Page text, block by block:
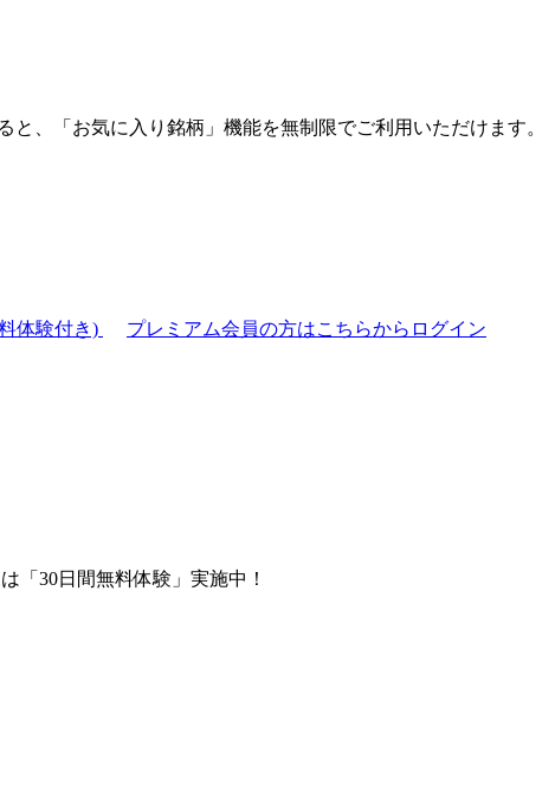
と、「お気に入り銘柄」機能を無制限でご利用いただけます。
体験付き)
プレミアム会員の方はこちらからログイン
「30日間無料体験」実施中！